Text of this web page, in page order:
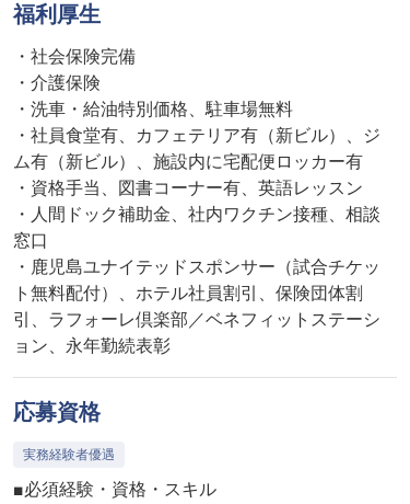
福利厚生
・社会保険完備
・介護保険
・洗車・給油特別価格、駐車場無料
・社員食堂有、カフェテリア有（新ビル）、ジ
ム有（新ビル）、施設内に宅配便ロッカー有
・資格手当、図書コーナー有、英語レッスン
・人間ドック補助金、社内ワクチン接種、相談
窓口
・鹿児島ユナイテッドスポンサー（試合チケッ
ト無料配付）、ホテル社員割引、保険団体割
引、ラフォーレ倶楽部／ベネフィットステーシ
ョン、永年勤続表彰
応募資格
実務経験者優遇
■必須経験・資格・スキル